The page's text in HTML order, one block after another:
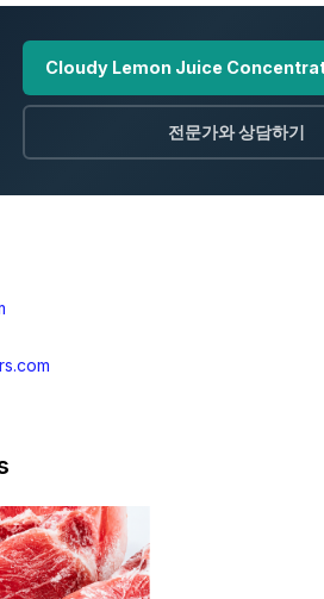
Cloudy Lemon Juice
전문가와 상담하기